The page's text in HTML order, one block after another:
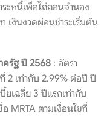
ะหนี้เพื่อไถ่ถอนจำนอง
เงินงวดผ่อนชำระเริ่มต้น
ครัฐ ปี 2568 : อัตรา
2 เท่ากับ 2.99% ต่อปี ปี
ยเฉลี่ย 3 ปีแรกเท่ากับ
MRTA ตามเงื่อนไขที่